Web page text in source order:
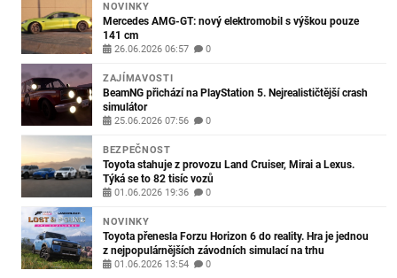
NOVINKY
Mercedes AMG-GT: nový elektromobil s výškou pouze
141 cm
26.06.2026 06:57 0
ZAJÍMAVOSTI
BeamNG přichází na PlayStation 5. Nejrealističtější crash
simulátor
25.06.2026 07:56 0
BEZPEČNOST
Toyota stahuje z provozu Land Cruiser, Mirai a Lexus.
Týká se to 82 tisíc vozů
01.06.2026 19:36 0
NOVINKY
Toyota přenesla Forzu Horizon 6 do reality. Hra je jednou
z nejpopulárnějších závodních simulací na trhu
01.06.2026 13:54 0